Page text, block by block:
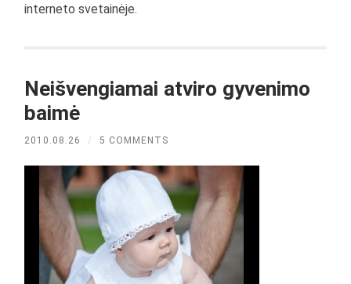
interneto svetainėje.
Neišvengiamai atviro gyvenimo
baimė
2010.08.26 / 5 COMMENTS